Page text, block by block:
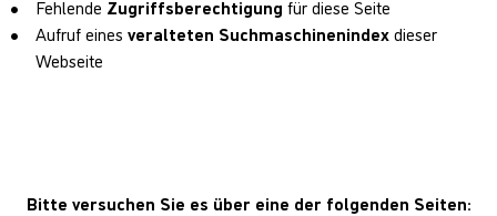
Fehlende Zugriffsberechtigung für diese Seite
Aufruf eines veralteten Suchmaschinenindexdieser
Webseite
Bitte versuchen Sie es über eine der folgenden Seiten: